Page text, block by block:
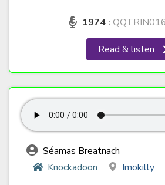
1974 :
Read & listen
Séamas Breatnach
Knockadoon
Imokilly